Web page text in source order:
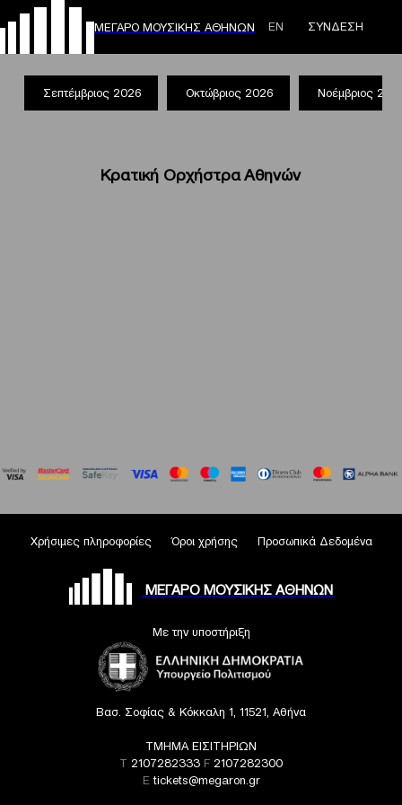
ΜΕΓΑΡΟ ΜΟΥΣΙΚΗΣ ΑΘΗΝΩΝ ΕΝ ΣΥΝΔΕΣΗ
Σεπτέμβριος 2026 Οκτώβριος 2026 Νοέμβριος
Κρατική Ορχήστρα Αθηνών
Χρήσιμες πληροφορίες Όροι χρήσης Προσωπικά Δεδομένα
ΜΕΓΑΡΟ ΜΟΥΣΙΚΗΣ ΑΘΗΝΩΝ
Με την υποστήριξη
Βασ. Σοφίας & Κόκκαλη 1, 11521, Αθήνα
ΤΜΗΜΑ ΕΙΣΙΤΗΡΙΩΝ
T 2107282333 F 2107282300
Etickets@megaron.gr